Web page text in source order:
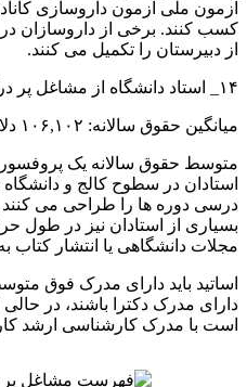
کسب کنند. برخی از
از دبیرستان را تکمیل می کنند.
۱۴_ استاد دانشگاه از مشاغل پر درآمد در کانادا
میانگین حقوق سالانه: ۱۰۶,۱۰۲ دلار
استادان در سطوح کالج و
درسی دوره ها را طراحی می کنند
بسیاری از استادان نیز در طول
مجلات دانشگاهی یا انتشار کتاب
اساتید باید دارای مدرک فوق
دارای مدرک دکترا باشند، در
است با مدرک کارشناسی ارشد